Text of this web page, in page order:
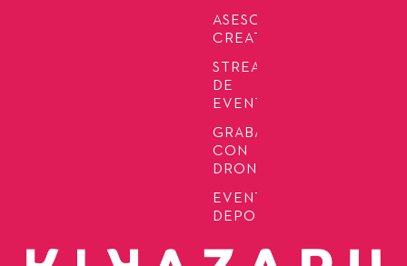
ASESORÍA
CREATIVA
STREAMING
DE
EVENTOS
GRABACIÓN
CON
DRONES
EVENTOS
DEPORTIVOS